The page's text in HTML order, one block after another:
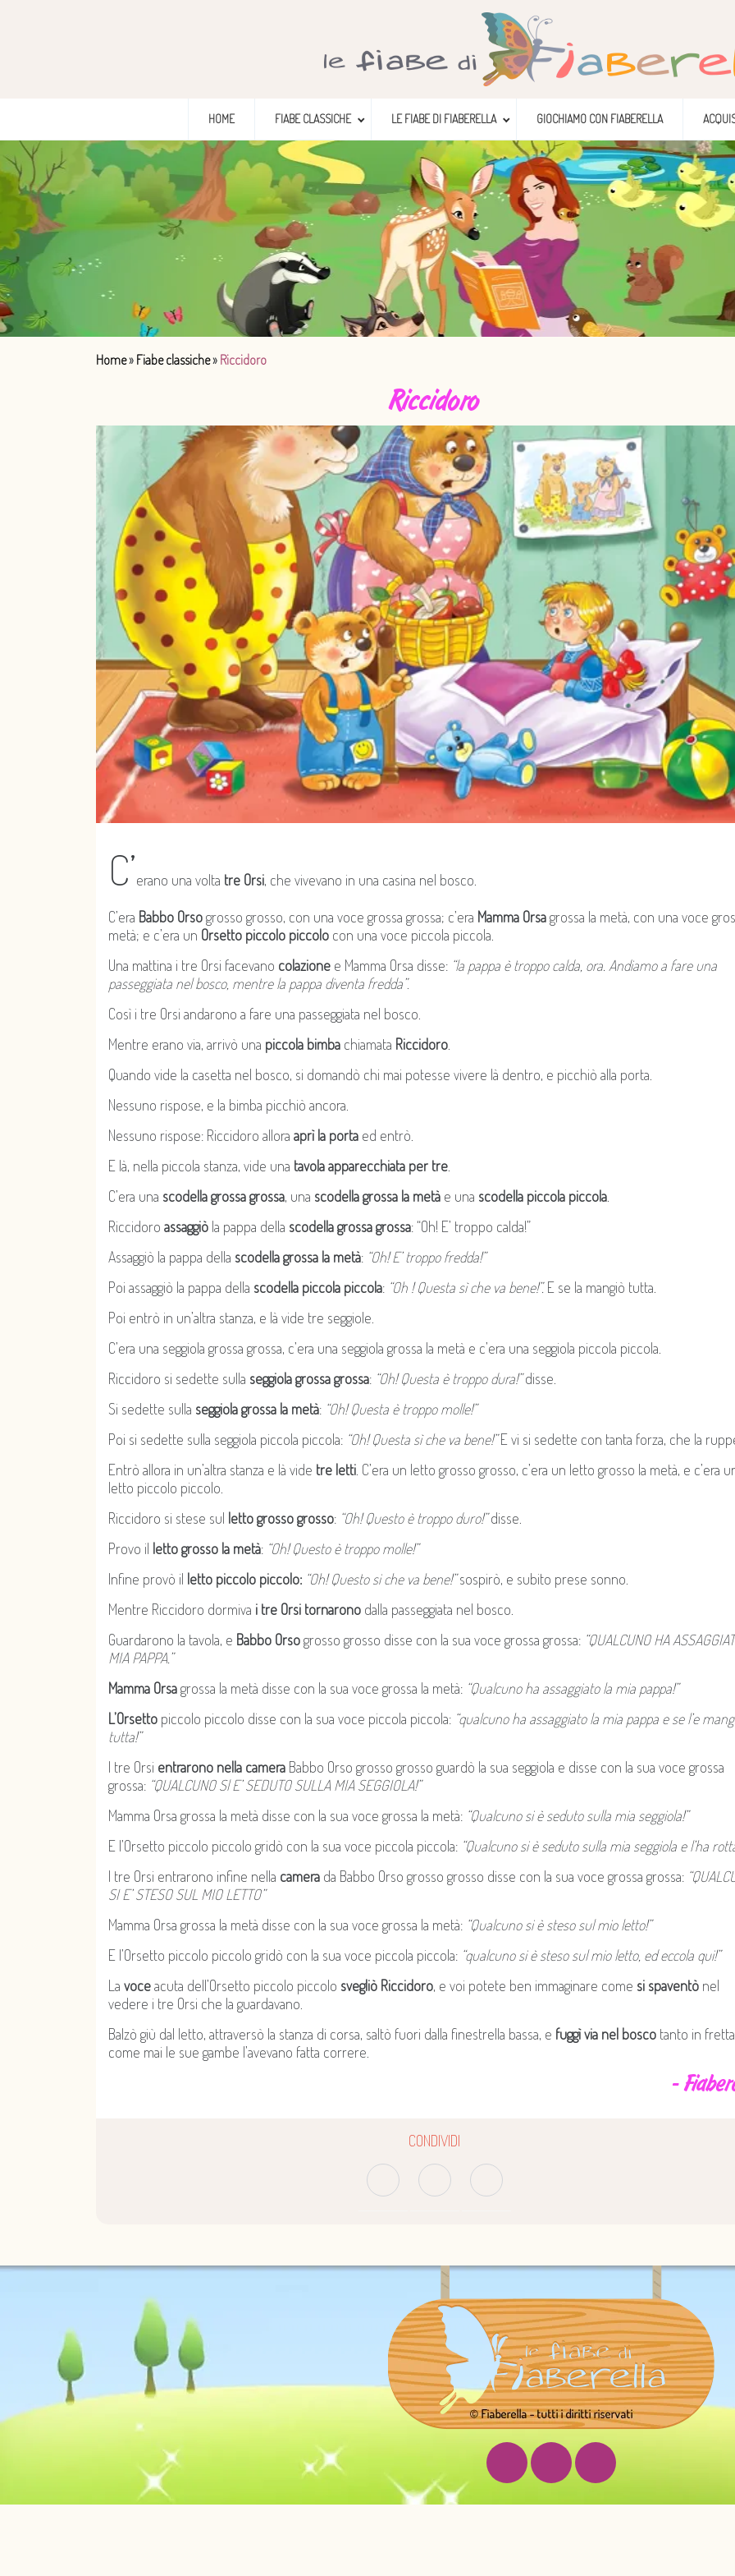
HOME FIABE CLASSICHE LE FIABE DI FIABERELLA GIOCHIAMO CON FIABERELLA
Home» Fiabe classiche» Riccidoro
Riccidoro
C’erano una volta tre Orsi, che vivevano in una casina nel bosco.
C’era Babbo Orsogrosso grosso, con una voce grossa grossa; c’era Mamma Orsagrossa la metà, con una voce
metà; e c’era un Orsetto piccolo piccolo con una voce piccola piccola.
Una mattina i tre Orsi facevano colazione e Mamma Orsa disse: “la pappa è troppo calda, ora. Andiamo a fare una
passeggiata nel bosco, mentre la pappa diventa fredda”.
Così i tre Orsi andarono a fare una passeggiata nel bosco.
Mentre erano via, arrivò una piccola bimba chiamata Riccidoro
Quando vide la casetta nel bosco, si domandò chi mai potesse vivere là dentro, e picchiò alla porta.
Nessuno rispose, e la bimba picchiò ancora.
Nessuno rispose: Riccidoro allora aprì la porta ed entrò.
E là, nella piccola stanza, vide una tavola apparecchiata per tre
C’era una scodella grossa grossa, una scodella grossa la metà e una scodella piccola piccola
Riccidoro assaggiò la pappa della scodella grossa grossa: “Oh! E’ troppo calda!”
Assaggiò la pappa della scodella grossa la metà: “Oh! E’ troppo fredda!”
Poi assaggiò la pappa della scodella piccola piccola: “Oh ! Questa sì che va bene!”.E se la mangiò tutta.
Poi entrò in un’altra stanza, e là vide tre seggiole.
C’era una seggiola grossa grossa, c’era una seggiola grossa la metà e c’era una seggiola piccola piccola.
Riccidoro si sedette sulla seggiola grossa grossa: “Oh! Questa è troppo dura!”disse.
Si sedette sulla seggiola grossa la metà: “Oh! Questa è troppo molle!”
Poi si sedette sulla seggiola piccola piccola: “Oh! Questa sì che va bene!”E vi si sedette con tanta forza, che la
Entrò allora in un’altra stanza e là vide tre letti . C’era un letto grosso grosso, c’era un letto grosso la metà, e c’era
letto piccolo piccolo.
Riccidoro si stese sul letto grosso grosso: “Oh! Questo è troppo duro!”disse.
Provo il letto grosso la metà: “Oh! Questo è troppo molle!”
Infine provò il letto piccolo piccolo: “Oh! Questo si che va bene!”sospirò, e subito prese sonno.
Mentre Riccidoro dormiva i tre Orsi tornarono dalla passeggiata nel bosco.
Guardarono la tavola, e Babbo Orsogrosso grosso disse con la sua voce grossa grossa: “QUALCUNO HA
MIA PAPPA.”
Mamma Orsagrossa la metà disse con la sua voce grossa la metà: “Qualcuno ha assaggiato la mia pappa!”
L’Orsetto piccolo piccolo disse con la sua voce piccola piccola: “qualcuno ha assaggiato la mia pappa e se l’e
tutta!”
I tre Orsi entrarono nella camera Babbo Orso grosso grosso guardò la sua seggiola e disse con la sua voce grossa
grossa: “QUALCUNO Sl E’ SEDUTO SULLA MIA SEGGIOLA!”
Mamma Orsa grossa la metà disse con la sua voce grossa la metà: “Qualcuno si è seduto sulla mia seggiola!”
E l’Orsetto piccolo piccolo gridò con la sua voce piccola piccola: “Qualcuno si è seduto sulla mia seggiola e l’ha
I tre Orsi entrarono infine nella camera da Babbo Orso grosso grosso disse con la sua voce grossa grossa:
SI E’ STESO SUL MIO LETTO”
Mamma Orsa grossa la metà disse con la sua voce grossa la metà: “Qualcuno si è steso sul mio letto!”
E l’Orsetto piccolo piccolo gridò con la sua voce piccola piccola: “qualcuno si è steso sul mio letto, ed eccola qui!”
La voceacuta dell’Orsetto piccolo piccolo svegliò Riccidoro, e voi potete ben immaginare come si spaventò nel
vedere i tre Orsi che la guardavano.
Balzò giù dal letto, attraversò la stanza di corsa, saltò fuori dalla finestrella bassa, e fuggì via nel bosco tanto in fretta
come mai le sue gambe l’avevano fatta correre.
-
CONDIVIDI